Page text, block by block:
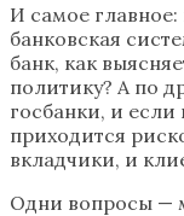
И самое главное:
банковская
банк, как
политику? А по
госбанки, и
приходится
вкладчики, и
Одни вопросы —